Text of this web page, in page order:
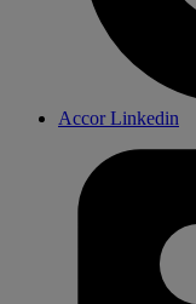
Accor Linkedin